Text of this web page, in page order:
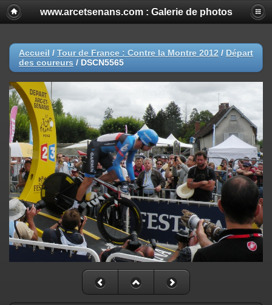
www.arcetsenans.com : Galerie de photos
Accueil / Tour de France : Contre la Montre 2012 / Départ
des coureurs / DSCN5565